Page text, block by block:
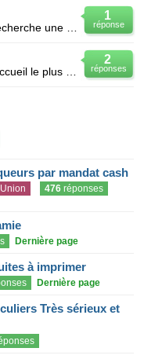
1
réponse
2
réponses
par mandat cash
476 réponses
Dernière page
à imprimer
Dernière page
Très sérieux et